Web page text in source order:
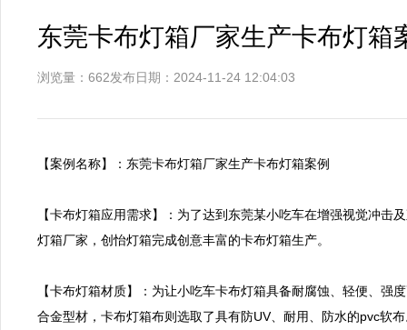
东莞卡布灯箱厂家生产卡布灯箱
浏览量：662发布日期：2024-11-24 12:04:03
【案例名称】：东莞卡布灯箱厂家生产卡布灯箱案例
【卡布灯箱应用需求】：为了达到东莞某小吃车在增强视觉冲
灯箱厂家，创怡灯箱完成创意丰富的卡布灯箱生产。
【卡布灯箱材质】：为让小吃车卡布灯箱具备耐腐蚀、轻便、
合金型材，卡布灯箱布则选取了具有防UV、耐用、防水的pvc软